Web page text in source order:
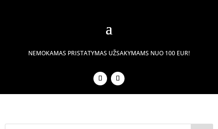
NEMOKAMAS PRISTATYMAS UŽSAKYMAMS NUO 100 EUR!